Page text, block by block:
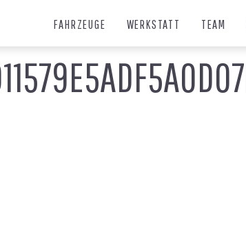
FAHRZEUGE WERKSTATT TEAM